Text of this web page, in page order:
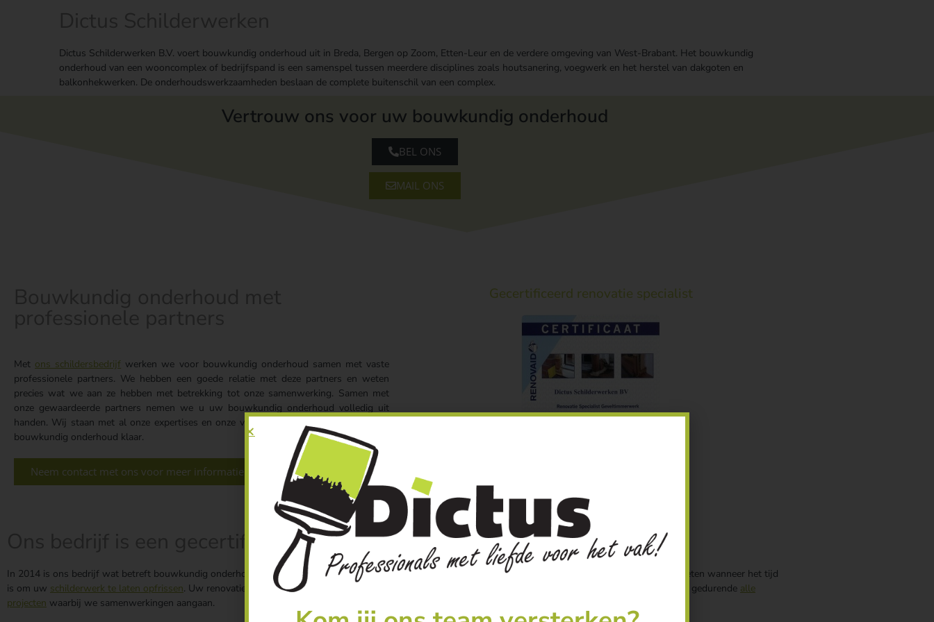
Dictus Schilderwerken B.V. voert bouwkundig onderhoud uit in Breda, Bergen op Zoom, Etten-Leur en de verdere omgeving van West-Brabant. Het bouwkundig
onderhoud van een wooncomplex of bedrijfspand is een samenspel tussen meerdere disciplines zoals houtsanering, voegwerk en het herstel van dakgoten en
balkonhekwerken. De onderhoudswerkzaamheden beslaan de complete buitenschil van een complex.
Vertrouw ons voor uw bouwkundig onderhoud
BEL ONS
MAIL ONS
Met ons schildersbedrijf werken we voor bouwkundig onderhoud samen met vaste
professionele partners. We hebben een goede relatie met deze partners en weten
precies wat we aan ze hebben met betrekking tot onze samenwerking. Samen met
onze gewaardeerde partners nemen we u uw bouwkundig onderhoud volledig uit
handen. Wij staan met al onze expertises en onze volledige dienstverlening voor uw
bouwkundig onderhoud klaar.
Neem contact met ons voor meer informatie »
Gecertificeerd renovatie specialist
Ons bedrijf is een gecertificeerd renovatiespecialist
In 2014 is ons bedrijf wat betreft bouwkundig onderhoud gecertificeerd renovatiespecialist geworden. Zo kunnen wij u met onze kennis bijvoorbeeld laten weten wanneer het tijd
is om uw schilderwerk te laten opfrissen. Uw renovatie op tijd uitvoeren zorgt namelijk voor lagere kosten op de lange termijn. Hier houden we rekening mee gedurende alle
projecten waarbij we samenwerkingen aangaan.